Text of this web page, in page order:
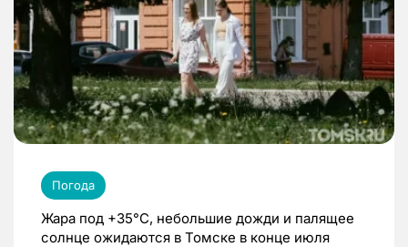
Погода
Жара под +35°С, небольшие дожди и палящее
солнце ожидаются в Томске в конце июля